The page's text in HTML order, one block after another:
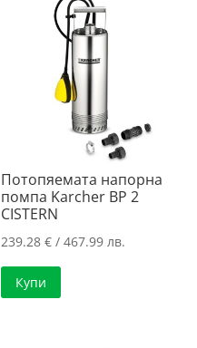
Потопяемата напорна
помпа Karcher BP 2
CISTERN
239.28€ / 467.99 лв.
Купи